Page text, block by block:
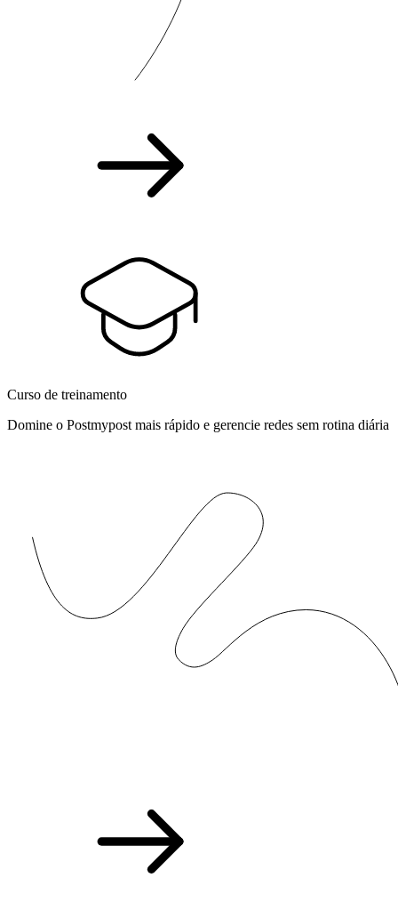
Curso de treinamento
Domine o Postmypost mais rápido e gerencie redes sem rotina diária